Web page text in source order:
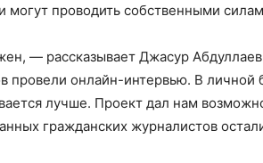
могут проводить собственными
— рассказывает Джасур
провели онлайн-интервью. В личной
лучше. Проект дал нам
гражданских журналистов